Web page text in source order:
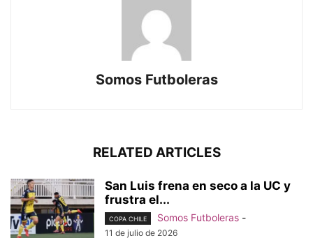
Somos Futboleras
RELATED ARTICLES
San Luis frena en seco a la UC y
frustra el...
COPA CHILE Somos Futboleras -
11 de julio de 2026